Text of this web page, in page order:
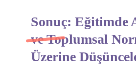
Sonuç: Eğitimde
ve Toplumsal
Üzerine